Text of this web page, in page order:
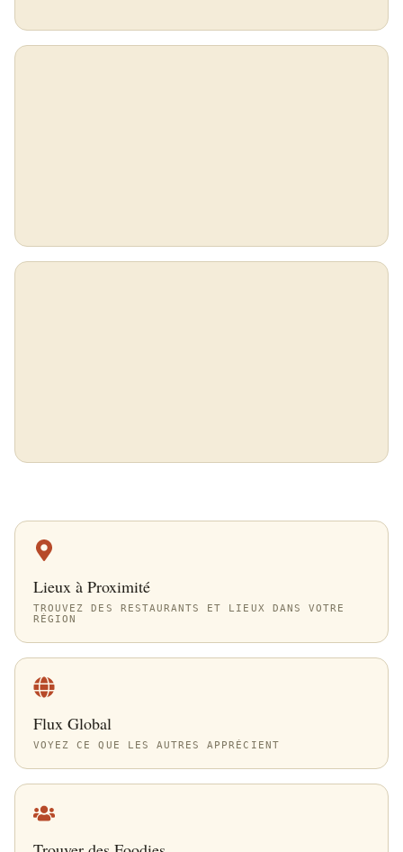
Lieux à Proximité
TROUVEZ DES RESTAURANTS ET LIEUX DANS VOTRE
RÉGION
Flux Global
VOYEZ CE QUE LES AUTRES APPRÉCIENT